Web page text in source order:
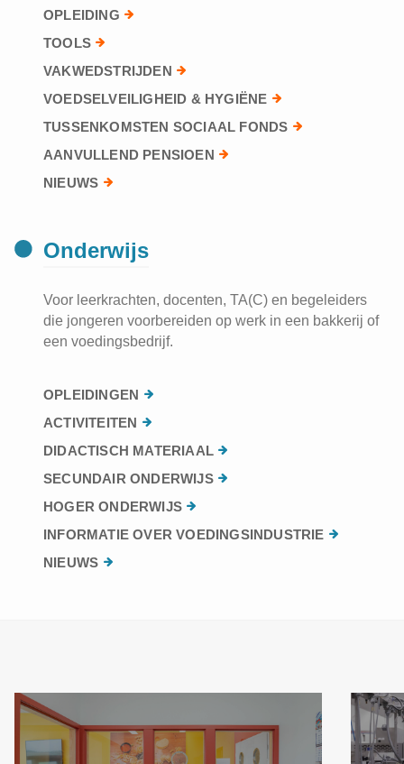
OPLEIDING
TOOLS
VAKWEDSTRIJDEN
VOEDSELVEILIGHEID & HYGIËNE
TUSSENKOMSTEN SOCIAAL FONDS
AANVULLEND PENSIOEN
NIEUWS
Onderwijs
Voor leerkrachten, docenten, TA(C) en begeleiders
die jongeren voorbereiden op werk in een bakkerij of
een voedingsbedrijf.
OPLEIDINGEN
ACTIVITEITEN
DIDACTISCH MATERIAAL
SECUNDAIR ONDERWIJS
HOGER ONDERWIJS
INFORMATIE OVER VOEDINGSINDUSTRIE
NIEUWS